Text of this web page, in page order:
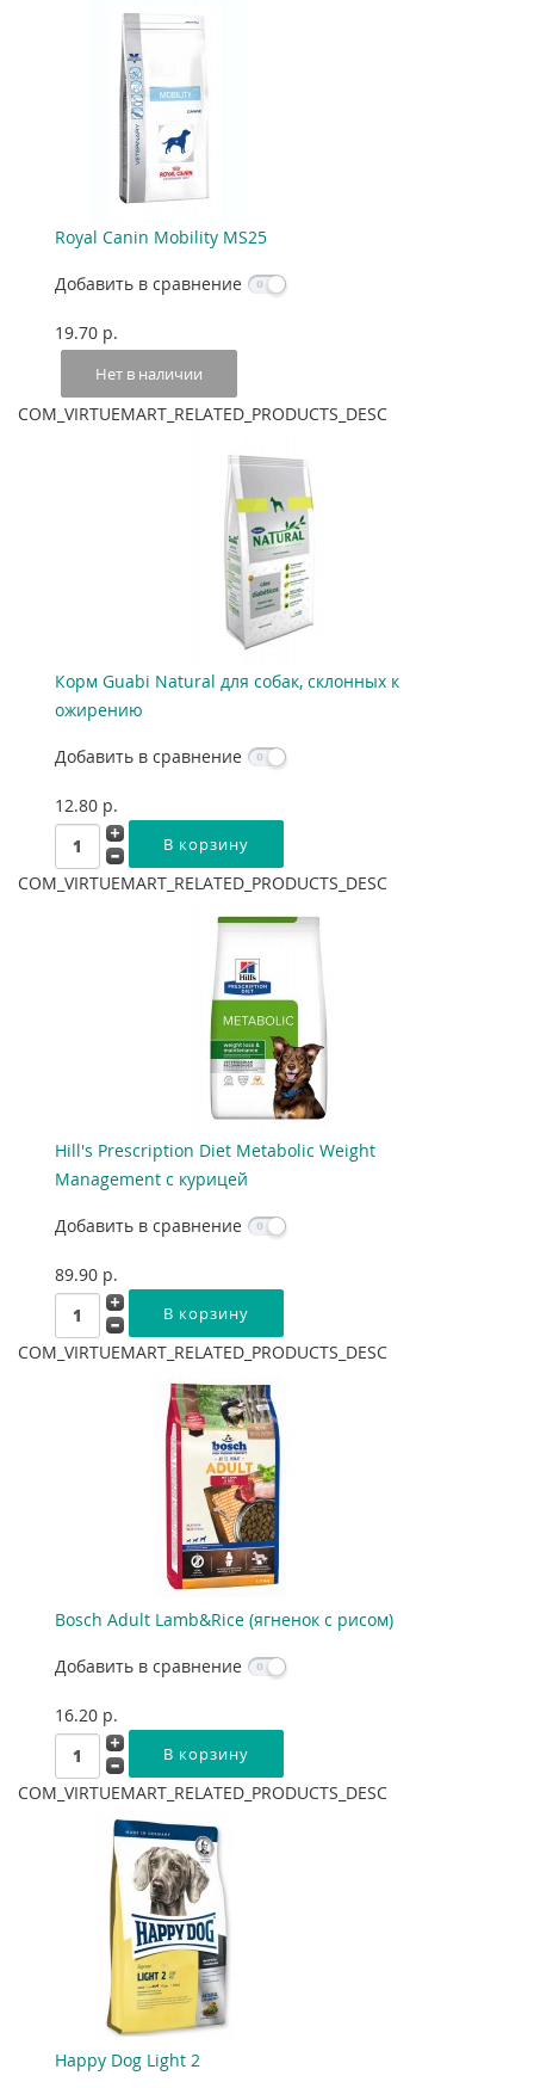
Royal Canin Mobility MS25
Добавить в сравнение
19.70 p.
Нет в наличии
COM_VIRTUEMART_RELATED_PRODUCTS_DESC
Корм Guabi Natural для собак, склонных к
ожирению
Добавить в сравнение
12.80 p.
COM_VIRTUEMART_RELATED_PRODUCTS_DESC
Hill's Prescription Diet Metabolic Weight
Management с курицей
Добавить в сравнение
89.90 p.
COM_VIRTUEMART_RELATED_PRODUCTS_DESC
Bosch Adult Lamb&Rice (ягненок с рисом)
Добавить в сравнение
16.20 p.
COM_VIRTUEMART_RELATED_PRODUCTS_DESC
Happy Dog Light 2